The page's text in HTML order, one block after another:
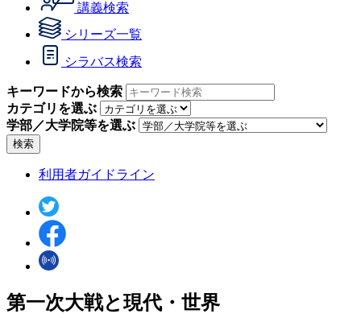
講義検索
シリーズ一覧
シラバス検索
キーワードから検索
カテゴリを選ぶ
学部／大学院等を選ぶ
検索
利用者ガイドライン
第一次大戦と現代・世界